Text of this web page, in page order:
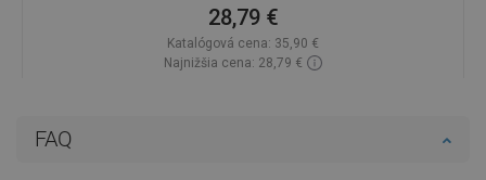
FAQ
28,79 €
Katalógová cena: 35,90 €
Najnižšia cena: 28,79 €